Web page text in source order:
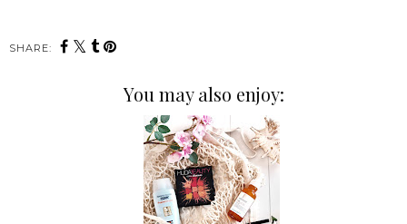
SHARE:
You may also enjoy: